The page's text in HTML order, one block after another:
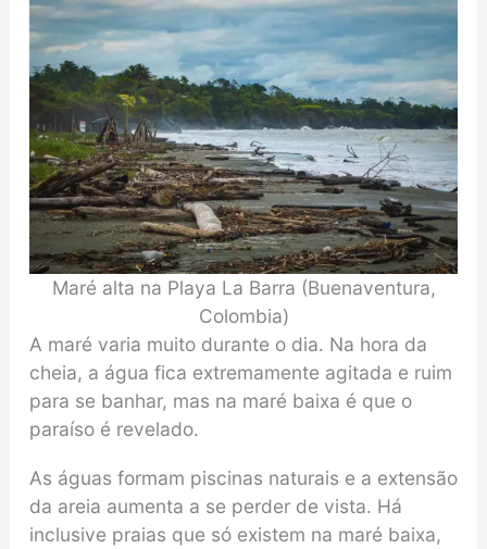
Maré alta na Playa La Barra (Buenaventura,
Colombia)
A maré varia muito durante o dia. Na hora da
cheia, a água fica extremamente agitada e ruim
para se banhar, mas na maré baixa é que o
paraíso é revelado.
As águas formam piscinas naturais e a extensão
da areia aumenta a se perder de vista. Há
inclusive praias que só existem na maré baixa,